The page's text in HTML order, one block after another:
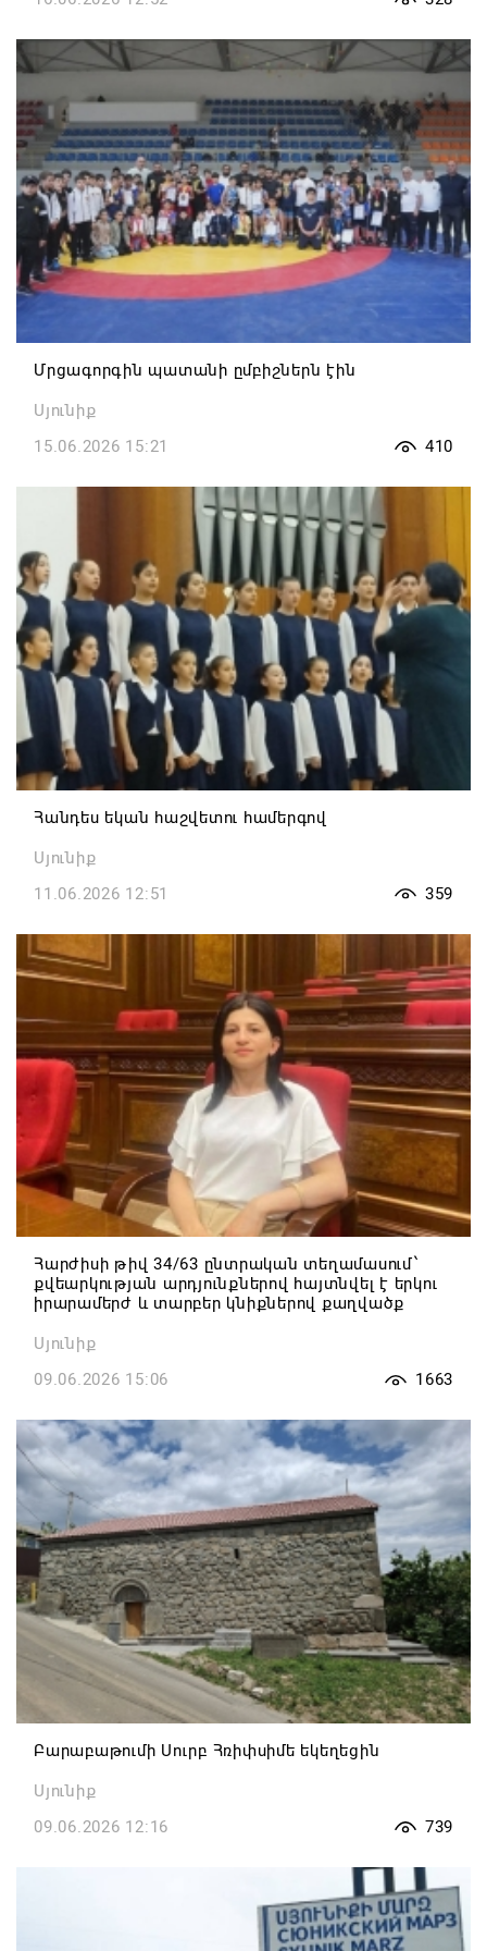
Մրցագորգին պատանի ըմբիշներն էին
Սյունիք
15.06.2026 15:21
410
Հանդես եկան հաշվետու համերգով
Սյունիք
11.06.2026 12:51
359
Հարժիսի թիվ 34/63 ընտրական տեղամասում՝
քվեարկության արդյունքներով հայտնվել է երկու
իրարամերժ և տարբեր կնիքներով քաղվածք
Սյունիք
09.06.2026 15:06
1663
Բարաբաթումի Սուրբ Հռիփսիմե եկեղեցին
Սյունիք
09.06.2026 12:16
739